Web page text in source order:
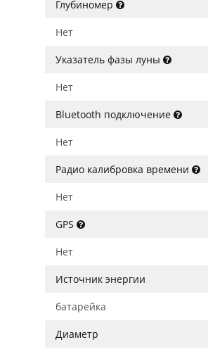
Глубиномер
Нет
Указатель фазы луны
Нет
Bluetooth подключение
Нет
Радио калибровка времени
Нет
GPS
Нет
Источник энергии
батарейка
Диаметр